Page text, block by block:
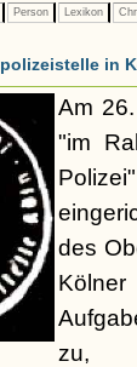
Person Lexikon
in
Am
"im
des
zu,